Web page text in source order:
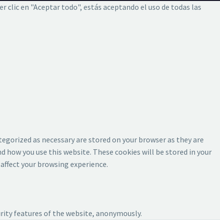
en "Aceptar todo", estás aceptando el uso de todas las
as necessary are stored on your browser as they are
you use this website. These cookies will be stored in your
your browsing experience.
features of the website, anonymously.